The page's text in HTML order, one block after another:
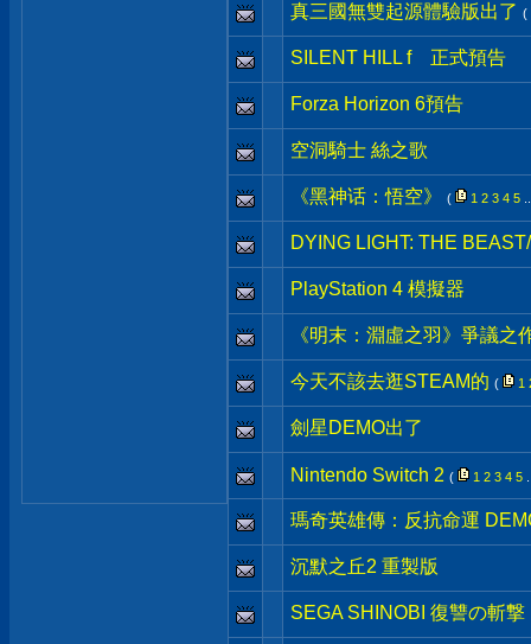
真三國無雙起源體驗版出了 (
SILENT HILL f 正式預告
Forza Horizon 6預告
空洞騎士 絲之歌
《黑神话：悟空》 ( 1 2 3 4 5
DYING LIGHT: THE
PlayStation 4 模擬器
《明末：淵虛之羽》爭議之
今天不該去逛STEAM的 ( 1
劍星DEMO出了
Nintendo Switch 2 ( 1 2 3 4 5
瑪奇英雄傳：反抗命運
沉默之丘2 重製版
SEGA SHINOBI 復讐の斬撃